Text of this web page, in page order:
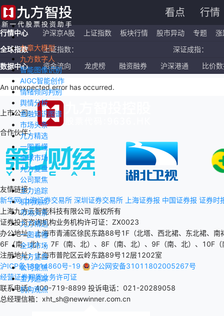
看点 行情
九章大模型
九方数字人
智能图像识别
AIGC智能创作
情绪倾向判别
舆情分析
金融知识图谱
市场头条
九方精选
一图看懂
全球市场
九方复盘
公司聚焦
主力追踪
机构观点
市场头条
九方精选
一图看懂
全球市场
九方复盘
公司聚焦
主力追踪
机构观点
行情中心 沪深京A股 上证指数 板块行情 股市异动 专题
涨
全球指数
上证指数：
深证成指：
恒生指数：
国企指数：
纳斯达克ETF：
数据中心 资金流向 龙虎榜 融资融券 沪深港通 比价
An unexpected error has occurred.
上市公司：
合作伙伴：
友情链接：
新华网 上海证券交易所 深圳证券交易所 上海证券报 中国证券报 证券时
上海九方云智能科技有限公司 版权所有
证券投资咨询机构业务机构许可证：ZX0023
办公地址：上海市青浦区徐民东路88号1F（北塔、西北裙、东北裙、
6F（南、北）、7F（南、北）、8F（南、北）、9F（南、北）、10F
注册地址：上海市普陀区云岭东路89号12层1202室
沪ICP备18014860号-19
沪公网安备31011802005267号
经营证券期货业务许可证
联系电话：400-719-8899 投诉电话：021-20289058
总经理信箱：xht_sh@newwinner.com.cn